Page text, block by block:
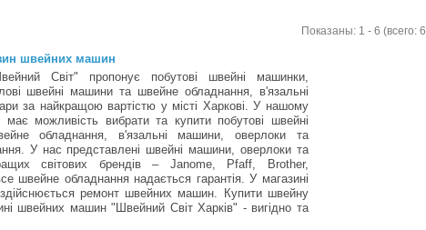
Показаны: 1 - 6 (всего:
швейних машин
Світ" пропонує побутові швейні машинки,
швейні машини та швейне обладнання, в'язальні
за найкращою вартістю у місті Харкові. У нашому
має можливість вибрати та купити побутові швейні
обладнання, в'язальні машини, оверлоки та
У нас представлені швейні машини, оверлоки та
світових брендів – Janome, Pfaff, Brother,
швейне обладнання надається гарантія. У магазині
ремонт швейних машин. Купити швейну
швейних машин "Швейний Світ Харків" - вигідно та